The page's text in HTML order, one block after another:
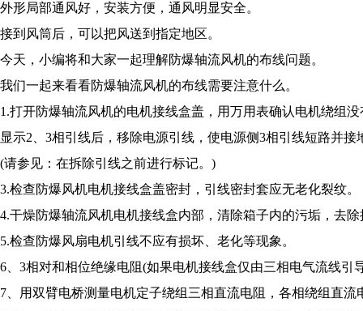
外形局部通风好，安装方便，通风明显安全。
接到风筒后，可以把风送到指定地区。
今天，小编将和大家一起理解防爆轴流风机的布线问题。
我们一起来看看防爆轴流风机的布线需要注意什么。
1.打开防爆轴流风机的电机接线盒盖，用万用表确认电机绕组
显示2、3相引线后，移除电源引线，使电源侧3相引线短路并
(请参见：在拆除引线之前进行标记。)
3.检查防爆风机电机接线盒盖密封，引线密封套应无老化裂纹。
4.干燥防爆轴流风机电机接线盒内部，清除箱子内的污垢，去
5.检查防爆风扇电机引线不应有损坏、老化等现象。
6、3相对和相位绝缘电阻(如果电机接线盒仅由三相电气流线
7、用双臂电桥测量电机定子绕组三相直流电阻，各相绕组直流